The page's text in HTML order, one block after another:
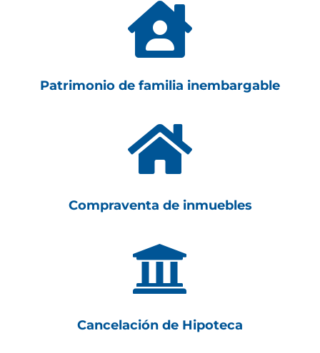

Patrimonio de familia inembargable

Compraventa de inmuebles

Cancelación de Hipoteca